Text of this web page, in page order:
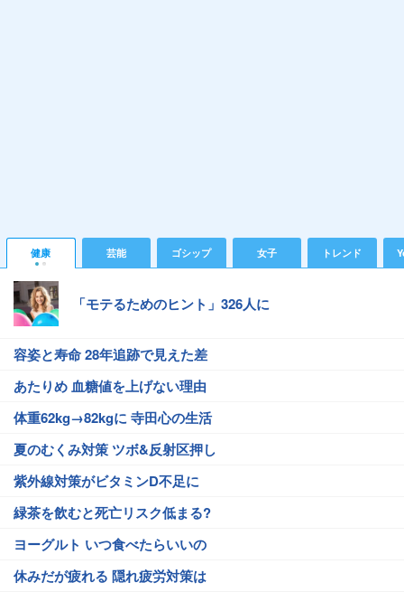
健康 芸能 ゴシップ 女子 トレンド
「モテるためのヒント」326人に
容姿と寿命 28年追跡で見えた差
あたりめ 血糖値を上げない理由
体重62kg→82kgに 寺田心の生活
夏のむくみ対策 ツボ&反射区押し
紫外線対策がビタミンD不足に
緑茶を飲むと死亡リスク低まる?
ヨーグルト いつ食べたらいいの
休みだが疲れる 隠れ疲労対策は